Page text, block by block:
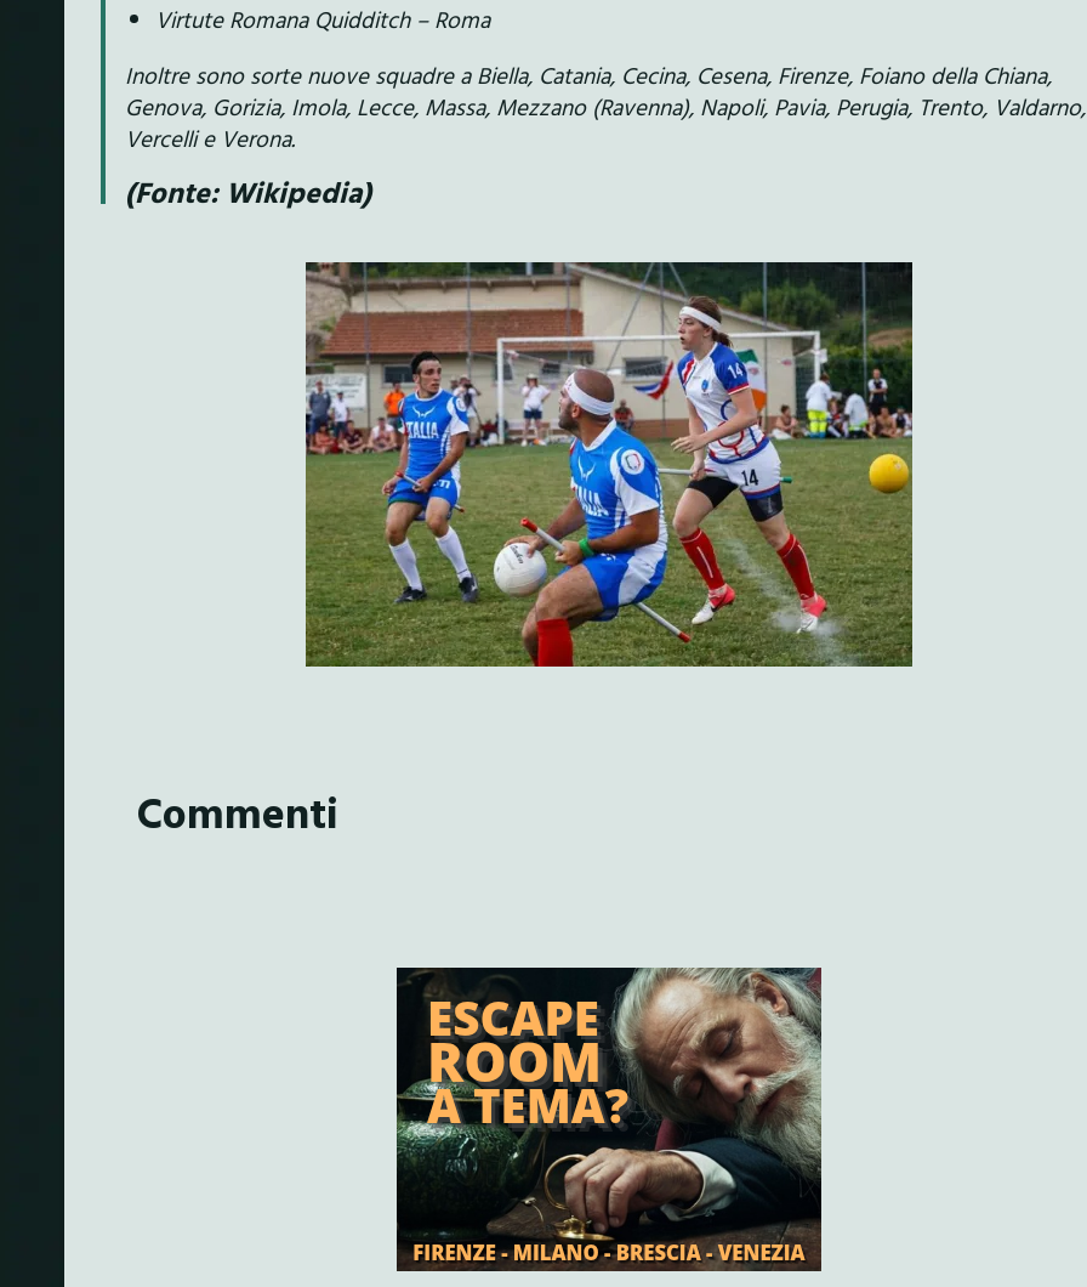
Virtute Romana Quidditch – Roma
Inoltre sono sorte nuove squadre a Biella, Catania, Cecina, Cesena, Firenze, Foiano della Chiana,
Genova, Gorizia, Imola, Lecce, Massa, Mezzano (Ravenna), Napoli, Pavia, Perugia, Trento, Valdarno,
Vercelli e Verona.
(Fonte: Wikipedia)
Commenti